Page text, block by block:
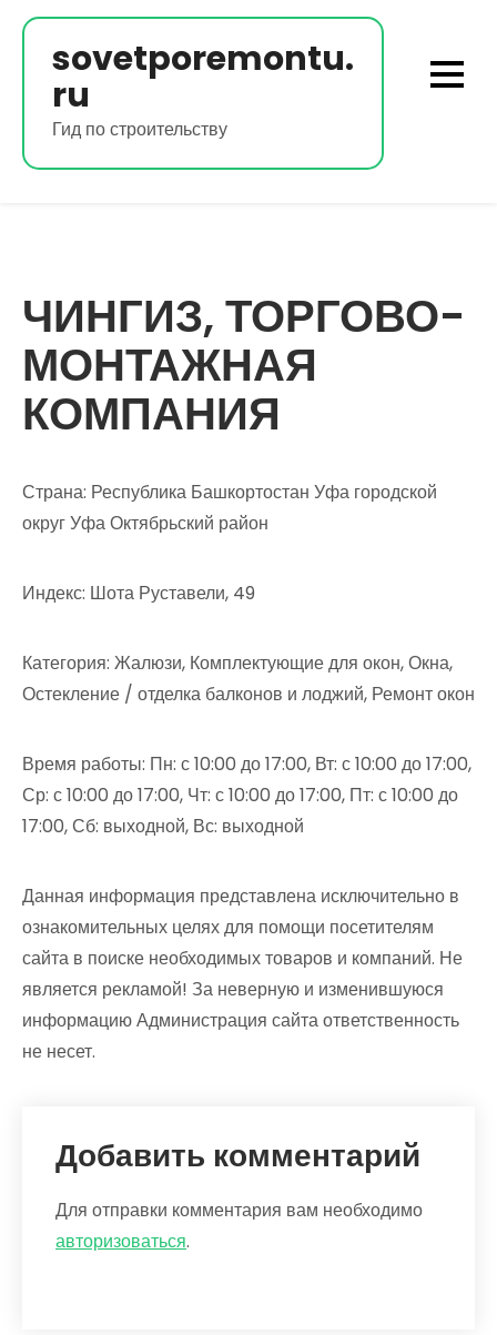
Перейти
содержимомуsovetporemontu.
ru
Гид по строительству
ЧИНГИЗ, ТОРГОВО-
МОНТАЖНАЯ
КОМПАНИЯ
Страна: Республика Башкортостан Уфа городской
округ Уфа Октябрьский район
Индекс: Шота Руставели, 49
Категория: Жалюзи, Комплектующие для окон, Окна,
Остекление / отделка балконов и лоджий, Ремонт окон
Время работы: Пн: с 10:00 до 17:00, Вт: с 10:00 до 17:00,
Ср: с 10:00 до 17:00, Чт: с 10:00 до 17:00, Пт: с 10:00 до
17:00, Сб: выходной, Вс: выходной
Данная информация представлена исключительно в
ознакомительных целях для помощи посетителям
сайта в поиске необходимых товаров и компаний. Не
является рекламой! За неверную и изменившуюся
информацию Администрация сайта ответственность
не несет.
Добавить комментарий
Для отправки комментария вам необходимо
авторизоваться.